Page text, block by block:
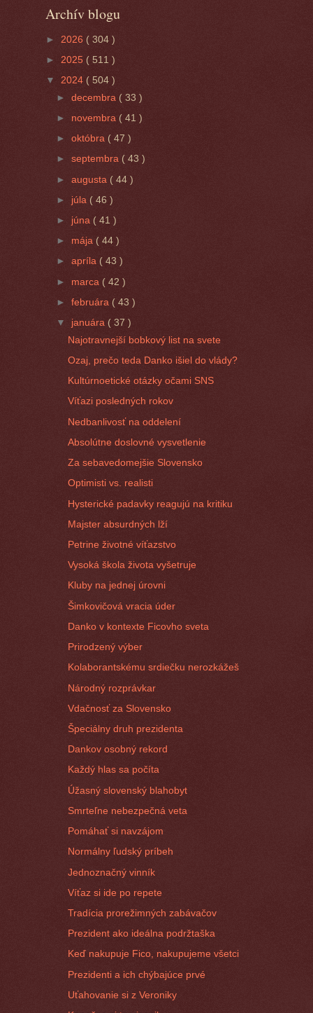
Archív blogu
► 2026 ( 304 )
► 2025 ( 511 )
▼ 2024 ( 504 )
►decembra ( 33 )
► novembra ( 41 )
►októbra ( 47 )
►septembra ( 43 )
►augusta ( 44 )
► júla ( 46 )
► júna ( 41 )
► mája ( 44 )
►apríla( 43 )
► marca ( 42 )
►februára ( 43 )
▼ januára ( 37 )
Najotravnejší bobkový list na svete
Ozaj, prečo teda Danko išiel do vlády?
Kultúrnoetické otázky očami SNS
Víťazi posledných rokov
Nedbanlivosť na oddelení
Absolútne doslovné vysvetlenie
Za sebavedomejšie Slovensko
Optimisti vs. realisti
Hysterické padavky reagujú na kritiku
Majster absurdných lží
Petrine životné víťazstvo
Vysoká škola života vyšetruje
Kluby na jednej úrovni
Šimkovičová vracia úder
Danko v kontexte Ficovho sveta
Prirodzený výber
Kolaborantskému srdiečku nerozkážeš
Národný rozprávkar
Vdačnosť za Slovensko
Špeciálny druh prezidenta
Dankov osobný rekord
Každý hlas sa počíta
Úžasný slovenský blahobyt
Smrteľne nebezpečná veta
Pomáhať si navzájom
Normálny ľudský príbeh
Jednoznačný vinník
Víťaz si ide po repete
Tradícia prorežimných zabávačov
Prezident ako ideálna podržtaška
Keď nakupuje Fico, nakupujeme všetci
Prezidenti a ich chýbajúce prvé
Uťahovanie si z Veroniky